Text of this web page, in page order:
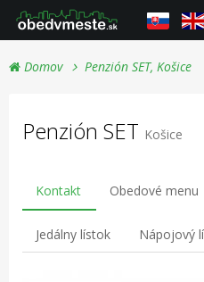
Domov Penzión SET, Košice
Penzión SET Košice
Kontakt Obedové menu
Jedálny lístok Nápojový